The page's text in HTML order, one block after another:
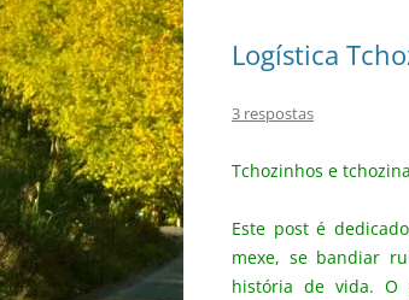
Logística
3 respostas
Tchozinhos e
Este post é
mexe, se bandiar
história de vida. O